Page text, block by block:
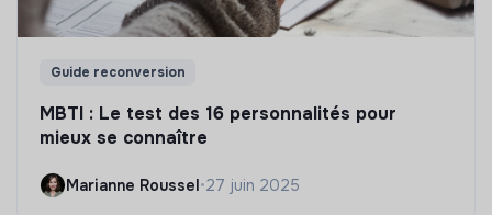
Guide reconversion
MBTI : Le test des 16 personnalités pour
mieux se connaître
Marianne Roussel•27 juin 2025